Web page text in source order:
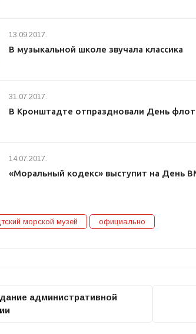
13.09.2017.
В музыкальной школе звучала классика
31.07.2017.
В Кронштадте отпраздновали День
14.07.2017.
«Моральный кодекс» выступит на День
морской музей официально
административной